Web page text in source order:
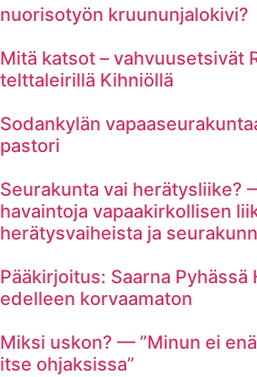
nuorisotyön kruununjalokivi?
Mitä katsot – vahvuusetsivät
telttaleirillä Kihniöllä
Sodankylän
pastori
Seurakunta vai herätysliike?
havaintoja vapaakirkollisen
herätysvaiheista ja
Pääkirjoitus: Saarna Pyhässä
edelleen korvaamaton
Miksi uskon? — ”Minun ei
itse ohjaksissa”